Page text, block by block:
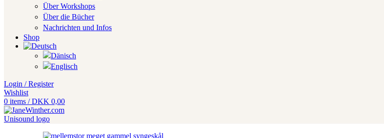
Über Workshops
Über die Bücher
Nachrichten und Infos
Shop
Login / Register
Wishlist
0 items / DKK 0,00